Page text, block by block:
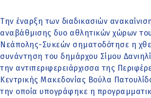
Την έναρξη των διαδικασιών
αναβάθμισης δυο αθλητικών χώρων
Νεάπολης-Συκεών σηματοδότησε η
συνάντηση του δημάρχου Σίμου
την αντιπεριφερειάρχισσα της
Κεντρικής Μακεδονίας Βούλα
την οποία υπογράφηκε η